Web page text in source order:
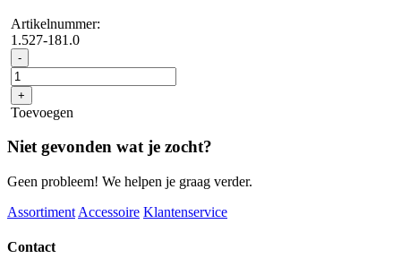
Artikelnummer:
1.527-181.0
- T
7/1
Classic
aantal
+
Toevoegen
Niet gevonden wat je zocht?
Geen probleem! We helpen je graag verder.
Assortiment Accessoire Klantenservice
Contact